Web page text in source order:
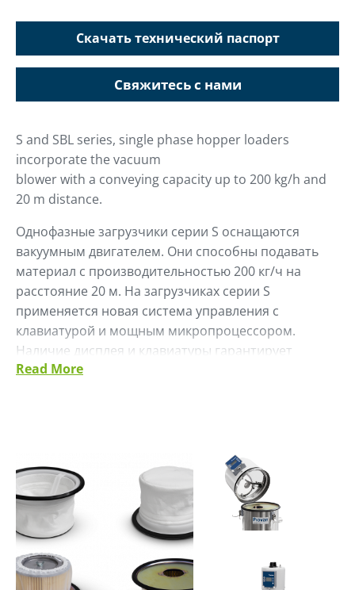
Скачать технический паспорт
Свяжитесь с нами
S and SBL series, single phase hopper loaders
incorporate the vacuum
blower with a conveying capacity up to 200 kg/h and
20 m distance.
Однофазные загрузчики серии S оснащаются
вакуумным двигателем. Они способны подавать
материал с производительностью 200 кг/ч на
расстояние 20 м. На загрузчиках серии S
применяется новая система управления с
клавиатурой и мощным микропроцессором.
Наличие дисплея и клавиатуры гарантирует
простой и быстрый доступ ко всем функциям.
загрузчиков Piovan являются два устройства,
входящие в стандартную комплектацию, что
значительно увеличивает срок службы вакуумного
насоса:
• устройство плавного пуска, снижающее износ
щеток и риск повреждения двигателя.
• предупредительная сигнализация, указывающая
Read More